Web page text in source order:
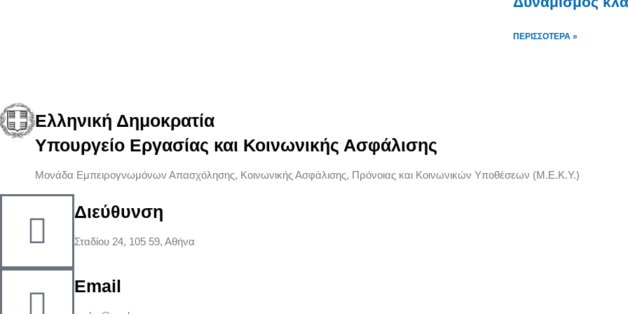
ΠΕΡΙΣΣΌΤΕΡΑ »
Ελληνική Δημοκρατία
Υπουργείο Εργασίας και Κοινωνικής Ασφάλισης
Μονάδα Εμπειρογνωμόνων Απασχόλησης, Κοινωνικής Ασφάλισης, Πρόνοιας και Κοινωνικών Υποθέσεων (Μ.Ε.Κ.Υ.)
Διεύθυνση
Σταδίου 24, 105 59, Αθήνα
Email